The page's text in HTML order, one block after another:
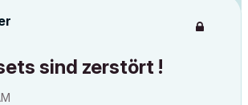
sind zerstört !